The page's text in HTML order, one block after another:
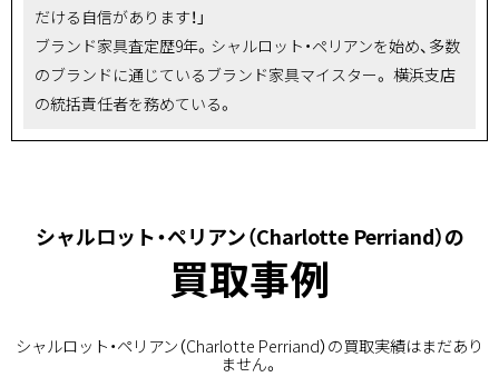
だける自信があります！」
ブランド家具査定歴9年。シャルロット・ペリアンを始め、多数
のブランドに通じているブランド家具マイスター。 横浜支店
の統括責任者を務めている。
シャルロット・ペリアン（Charlotte Perriand）の
買取事例
シャルロット・ペリアン（Charlotte Perriand）の買取実績はまだあり
ません。